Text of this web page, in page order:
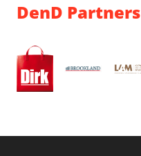
DenD Partners